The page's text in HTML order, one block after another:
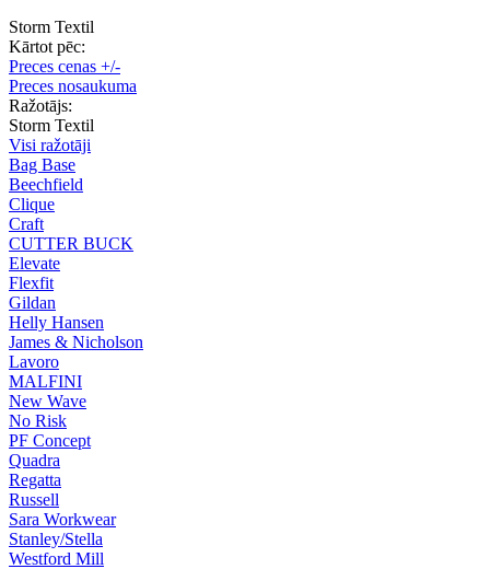
Storm Textil
Kārtot pēc:
Preces cenas +/-
Preces nosaukuma
Ražotājs:
Storm Textil
Visi ražotāji
Bag Base
Beechfield
Clique
Craft
CUTTER BUCK
Elevate
Flexfit
Gildan
Helly Hansen
James & Nicholson
Lavoro
MALFINI
New Wave
No Risk
PF Concept
Quadra
Regatta
Russell
Sara Workwear
Stanley/Stella
Westford Mill